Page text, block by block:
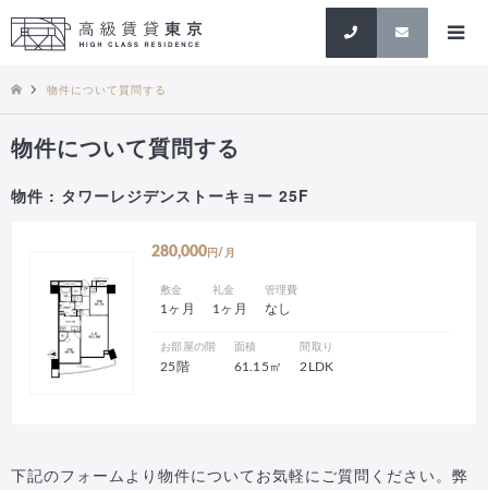
検索
物件について質問する
物件について質問する
物件 : タワーレジデンストーキョー 25F
280,000 円/月
敷金
1ヶ月
礼金
1ヶ月
管理費
なし
お部屋の階
25階
面積
61.15㎡
間取り
2LDK
下記のフォームより物件についてお気軽にご質問ください。弊